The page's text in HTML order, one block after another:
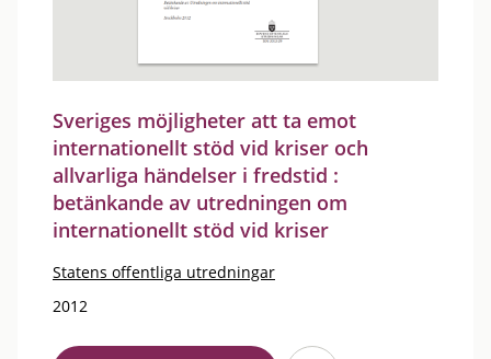
Sveriges möjligheter att ta emot
internationellt stöd vid kriser och
allvarliga händelser i fredstid :
betänkande av utredningen om
internationellt stöd vid kriser
Statens offentliga utredningar
2012